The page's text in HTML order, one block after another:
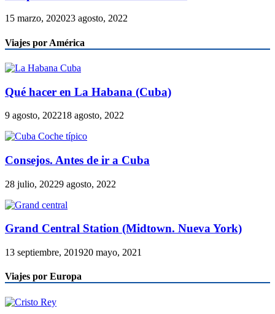
15 marzo, 202023 agosto, 2022
Viajes por América
Qué hacer en La Habana (Cuba)
9 agosto, 202218 agosto, 2022
Consejos. Antes de ir a Cuba
28 julio, 20229 agosto, 2022
Grand Central Station (Midtown. Nueva York)
13 septiembre, 201920 mayo, 2021
Viajes por Europa